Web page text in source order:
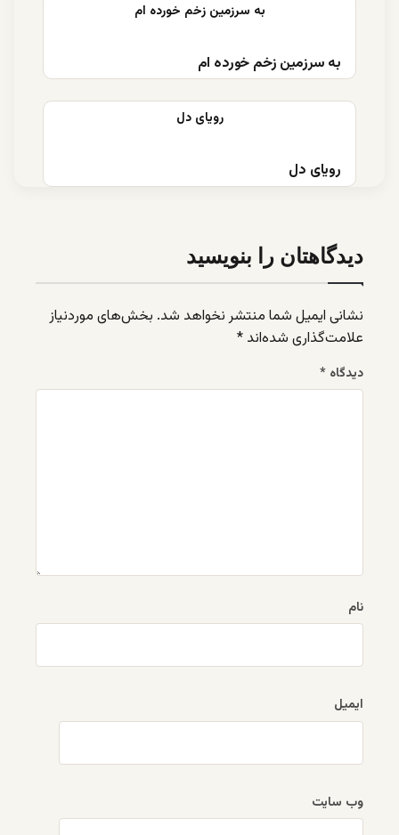
به سرزمین زخم خورده ام
رویای دل
دیدگاهتان را بنویسید
نشانی ایمیل شما منتشر نخواهد شد. بخش‌های موردنیاز
علامت‌گذاری شده‌اند *
دیدگاه *
نام
ایمیل
وب‌ سایت